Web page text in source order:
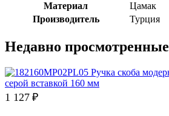
Материал
Цамак
Производитель
Турция
Недавно просмотренные
1 127 ₽